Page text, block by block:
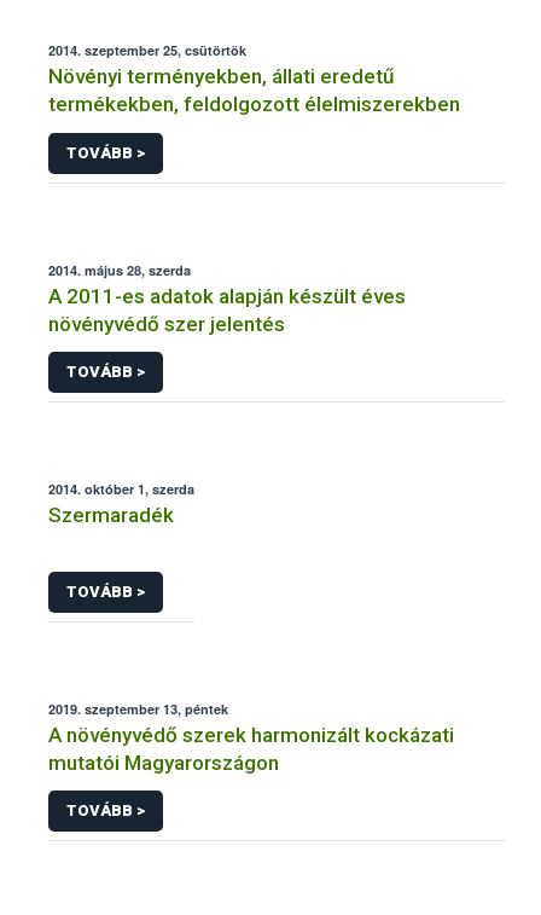
2014. szeptember 25, csütörtök
Növényi terményekben, állati eredetű
termékekben, feldolgozott élelmiszerekben
TOVÁBB >
2014. május 28, szerda
A 2011-es adatok alapján készült éves
növényvédő szer jelentés
TOVÁBB >
2014. október 1, szerda
Szermaradék
TOVÁBB >
2019. szeptember 13, péntek
A növényvédő szerek harmonizált kockázati
mutatói Magyarországon
TOVÁBB >